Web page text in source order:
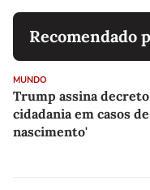
Recomendado
MUNDO
Trump assina
cidadania em casos
nascimento'